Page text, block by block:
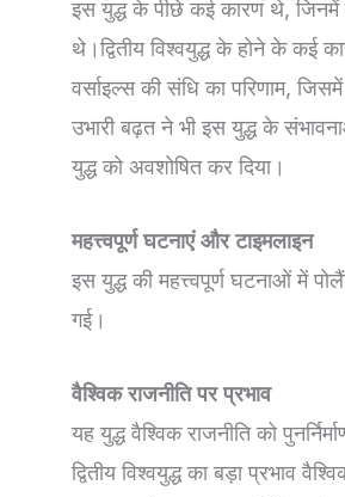
इस युद्ध के पीछे कई कारण थे, जिनमें
थे।द्वितीय विश्वयुद्ध के होने के
वर्साइल्स की संधि का परिणाम,
उभारी बढ़त ने भी इस युद्ध के
युद्ध को अवशोषित कर दिया।
महत्त्वपूर्ण घटनाएं और टाइमलाइन
इस युद्ध की महत्त्वपूर्ण घटनाओं में
गई।
वैश्विक राजनीति पर प्रभाव
यह युद्ध वैश्विक राजनीति को
द्वितीय विश्वयुद्ध का बड़ा प्रभाव